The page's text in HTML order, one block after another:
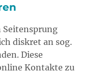
Seitensprung
diskret an sog.
Diese
Kontakte zu